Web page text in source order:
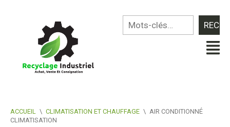
ACCUEIL \ CLIMATISATION ET CHAUFFAGE \ AIR CONDITIONNÉ
CLIMATISATION